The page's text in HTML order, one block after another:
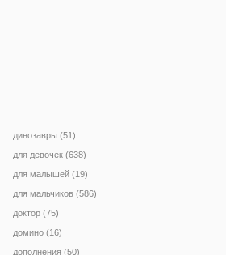
динозавры (51)
для девочек (638)
для малышей (19)
для мальчиков (586)
доктор (75)
домино (16)
дополнения (50)